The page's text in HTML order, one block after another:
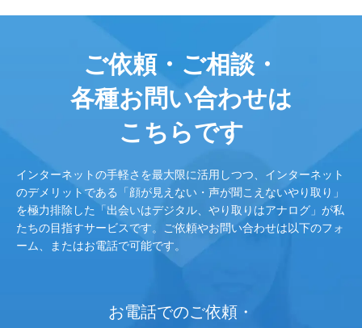
ご依頼・ご相談・
各種お問い合わせは
こちらです
インターネットの手軽さを最大限に活用しつつ、インターネット
のデメリットである「顔が見えない・声が聞こえないやり取り」
を極力排除した「出会いはデジタル、やり取りはアナログ」が私
たちの目指すサービスです。ご依頼やお問い合わせは以下のフォ
ーム、またはお電話で可能です。
お電話でのご依頼・